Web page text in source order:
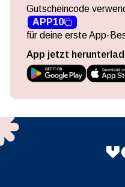
Gutscheincode
APP10
für deine erste App-
App jetzt